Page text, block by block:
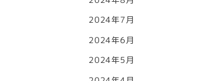
2024年7月
2024年6月
2024年5月